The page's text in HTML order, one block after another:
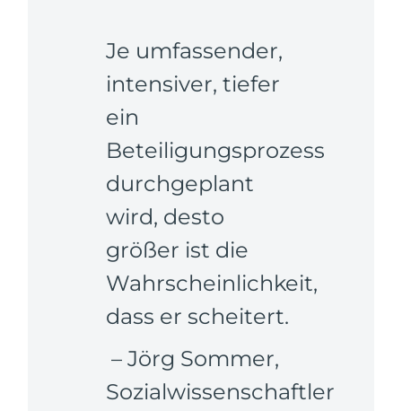
Je umfassender,
intensiver, tiefer
ein
Beteiligungsprozess
durchgeplant
wird, desto
größer ist die
Wahrscheinlichkeit,
dass er scheitert.
– Jörg Sommer,
Sozialwissenschaftler